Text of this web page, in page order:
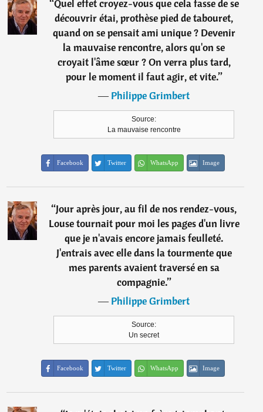
“Quel effet croyez-vous que cela fasse de se
découvrir étai, prothèse pied de tabouret,
quand on se pensait ami unique ? Devenir
la mauvaise rencontre, alors qu'on se
croyait l'âme sœur ? On verra plus tard,
pour le moment il faut agir, et vite.”
―Philippe Grimbert
Source:
La mauvaise rencontre
Facebook Twitter WhatsApp Image
“Jour après jour, au fil de nos rendez-vous,
Louse tournait pour moi les pages d'un livre
que je n'avais encore jamais feulleté.
J'entrais avec elle dans la tourmente que
mes parents avaient traversé en sa
compagnie.”
―Philippe Grimbert
Source:
Un secret
Facebook Twitter WhatsApp Image